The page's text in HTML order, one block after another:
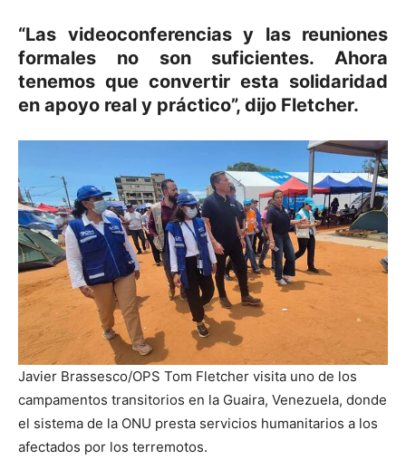
“Las videoconferencias y las reuniones
formales no son suficientes. Ahora
tenemos que convertir esta solidaridad
en apoyo real y práctico”, dijo Fletcher.
Javier Brassesco/OPS Tom Fletcher visita uno de los
campamentos transitorios en la Guaira, Venezuela, donde
el sistema de la ONU presta servicios humanitarios a los
afectados por los terremotos.